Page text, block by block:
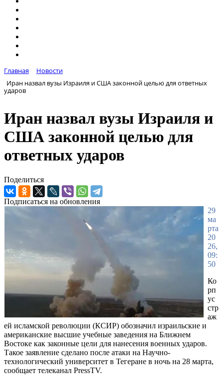
Главная
Новости
Иран назвал вузы Израиля и США законной целью для ответных
ударов
Иран назвал вузы Израиля и
США законной целью для
ответных ударов
Поделиться
Подписаться на обновления
29
ма
рта
20
26,
09:
50
Ко
рп
ус
стр
аж
ей исламской революции (КСИР) обозначил израильские и
американские высшие учебные заведения на Ближнем
Востоке как законные цели для нанесения военных ударов.
Такое заявление сделано после атаки на Научно-
технологический университет в Тегеране в ночь на 28 марта,
сообщает телеканал PressTV.